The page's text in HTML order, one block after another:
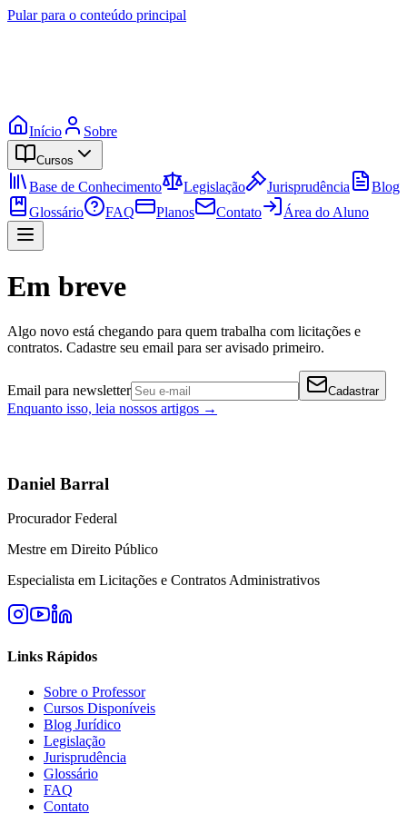
Pular para o conteúdo principal
Início Sobre
Cursos
Base de Conhecimento Legislação Jurisprudência
Blog
Glossário
FAQ Planos Contato Área do Aluno
Em breve
Algo novo está chegando para quem trabalha com licitações e
contratos. Cadastre seu email para ser avisado primeiro.
Email para newsletter Cadastrar
Enquanto isso, leia nossos artigos →
Daniel Barral
Procurador Federal
Mestre em Direito Público
Especialista em Licitações e Contratos Administrativos
Links Rápidos
Sobre o Professor
Cursos Disponíveis
Blog Jurídico
Legislação
Jurisprudência
Glossário
FAQ
Contato